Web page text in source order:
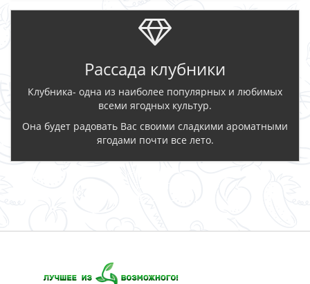
Рассада клубники
Клубника- одна из наиболее популярных и любимых
всеми ягодных культур.
Она будет радовать Вас своими сладкими ароматными
ягодами почти все лето.